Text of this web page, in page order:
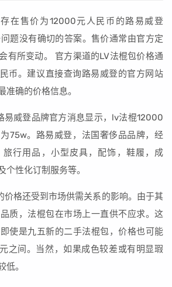
在售价为12000元人民币的路易威登
问题没有确切的答案。售价通常由官方定
有所变动。 官方渠道的LV法棍包价格通
币。建议直接查询路易威登的官方网站
准确的价格信息。
易威登品牌官方消息显示，lv法棍12000
75w。路易威登，法国奢侈品品牌，经
旅行用品，小型皮具，配饰，鞋履，成
个性化订制服务等。
价格还受到市场供需关系的影响。由于其
质，法棍包在市场上一直供不应求。这
使是九五新的二手法棍包，价格也可能
之间。当然，如果成色较差或有明显瑕
低。